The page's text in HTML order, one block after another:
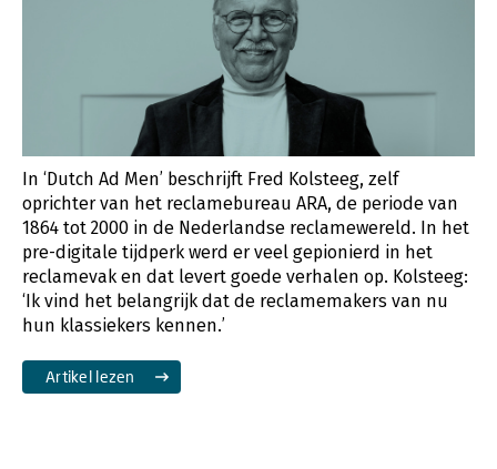
In ‘Dutch Ad Men’ beschrijft Fred Kolsteeg, zelf
oprichter van het reclamebureau ARA, de periode van
1864 tot 2000 in de Nederlandse reclamewereld. In het
pre-digitale tijdperk werd er veel gepionierd in het
reclamevak en dat levert goede verhalen op. Kolsteeg:
‘Ik vind het belangrijk dat de reclamemakers van nu
hun klassiekers kennen.’
Artikel lezen